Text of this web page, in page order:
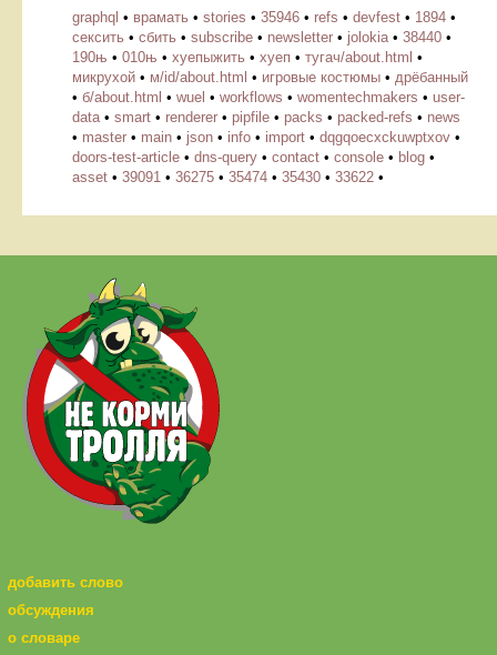
graphql • врамать • stories • 35946 • refs • devfest • 1894 •
сексить • сбить • subscribe • newsletter • jolokia • 38440 •
190њ • 010њ • хуепыжить • хуеп • тугач/about.html •
микрухой • м/id/about.html • игровые костюмы • дрёбанный
• б/about.html • wuel • workflows • womentechmakers • user-
data • smart • renderer • pipfile • packs • packed-refs • news
• master • main • json • info • import • dqgqoecxckuwptxov •
doors-test-article • dns-query • contact • console • blog •
asset • 39091 • 36275 • 35474 • 35430 • 33622 •
добавить слово
обсуждения
о словаре